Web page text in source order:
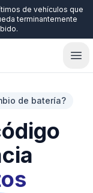
de vehículos que
terminantemente
de batería?